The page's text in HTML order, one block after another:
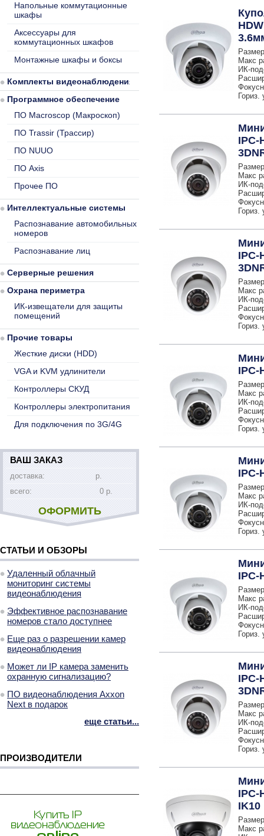
Макс
ИК-
Гориз.
IPC-
Макс
ИК-
Гориз.
IPC-
Макс
ИК-
Гориз.
IPC-
Макс
ИК-
Гориз.
IPC-
Макс
ИК-
Гориз.
IPC-
Макс
ИК-
Гориз.
IPC-
Макс
ИК-
Гориз.
IPC-
IK10
Макс
Напольные коммутационные
шкафы
Аксессуары для
коммутационных шкафов
Монтажные шкафы и боксы
Комплекты видеонаблюдения
Программное обеспечение
ПО Macroscop (Макроскоп)
ПО Trassir (Трассир)
ПО NUUO
ПО Axis
Прочее ПО
Интеллектуальные системы
Распознавание автомобильных
номеров
Распознавание лиц
Серверные решения
Охрана периметра
ИК-извещатели для защиты
помещений
Прочие товары
Жесткие диски (HDD)
VGA и KVM удлинители
Контроллеры СКУД
Контроллеры электропитания
Для подключения по 3G/4G
ВАШ ЗАКАЗ
доставка:
р.
всего:
0 р.
ОФОРМИТЬ
СТАТЬИ И ОБЗОРЫ
Удаленный облачный
мониторинг системы
видеонаблюдения
Эффективное распознавание
номеров стало доступнее
Еще раз о разрешении камер
видеонаблюдения
Может ли IP камера заменить
охранную сигнализацию?
ПО видеонаблюдения Axxon
Next в подарок
еще статьи...
ПРОИЗВОДИТЕЛИ